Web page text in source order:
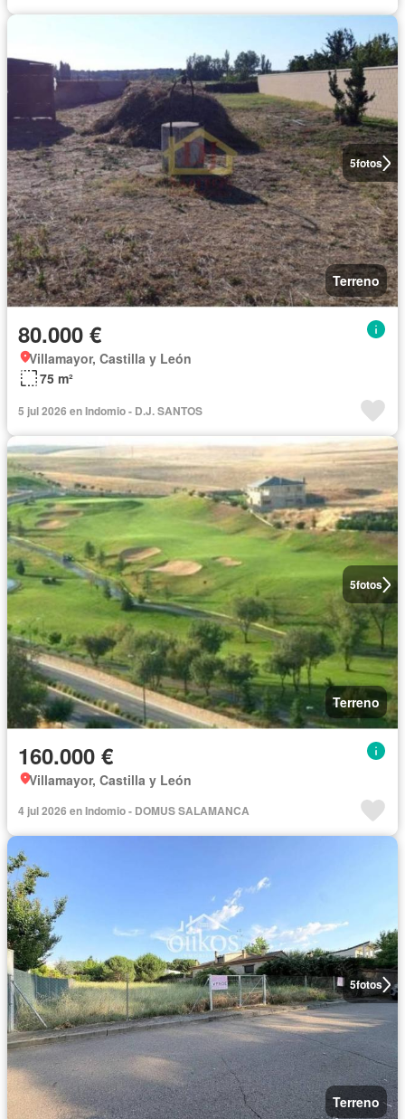
5fotos
Terreno
80.000 €
Villamayor, Castilla y León
75 m²
5 jul 2026 en Indomio - D.J. SANTOS
5fotos
Terreno
160.000 €
Villamayor, Castilla y León
4 jul 2026 en Indomio - DOMUS SALAMANCA
5fotos
Terreno